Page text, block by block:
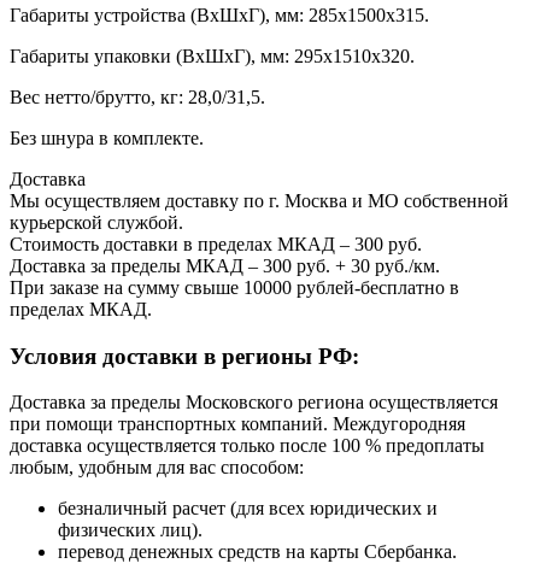
Габариты устройства (ВхШхГ), мм: 285х1500х315.
Габариты упаковки (ВхШхГ), мм: 295х1510х320.
Вес нетто/брутто, кг: 28,0/31,5.
Без шнура в комплекте.
Доставка
Мы осуществляем доставку по г. Москва и МО собственной
курьерской службой.
Стоимость доставки в пределах МКАД – 300 руб.
Доставка за пределы МКАД – 300 руб. + 30 руб./км.
При заказе на сумму свыше 10000 рублей-бесплатно в
пределах МКАД.
Условия доставки в регионы РФ:
Доставка за пределы Московского региона осуществляется
при помощи транспортных компаний. Междугородняя
доставка осуществляется только после 100 % предоплаты
любым, удобным для вас способом:
безналичный расчет (для всех юридических и
физических лиц).
перевод денежных средств на карты Сбербанка.